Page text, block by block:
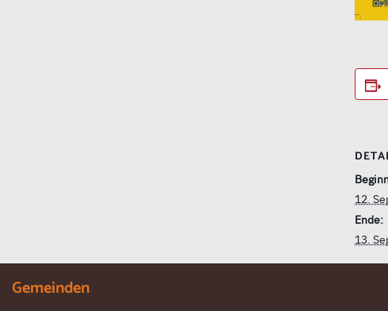
12.
Ende:
13.
Gemeinden